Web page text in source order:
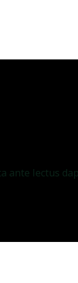
ante lectus